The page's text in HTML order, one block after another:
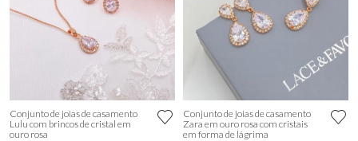
Conjunto de joias de casamento
Lulu com brincos de cristal em
ouro rosa
Conjunto de joias de casamento
Zara em ouro rosa com cristais
em forma de lágrima